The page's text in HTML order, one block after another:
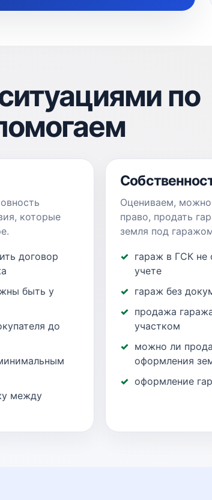
по
которые
договор
быть у
до
между
Оцениваем, можно
право, продать
земля под
гараж в ГСК не
учете
гараж без
продажа
участком
можно ли
оформления
оформление